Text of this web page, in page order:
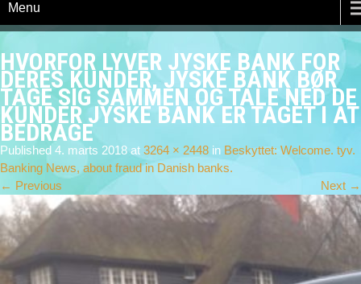
Menu
HVORFOR LYVER JYSKE BANK FOR
DERES KUNDER, JYSKE BANK BØR
TAGE SIG SAMMEN OG TALE NED DE
KUNDER JYSKE BANK ER TAGET I AT
BEDRAGE
Published 4. marts 2018at 3264 × 2448 in Beskyttet: Welcome. tyv.
Banking News, about fraud in Danish banks.
← Previous Next →